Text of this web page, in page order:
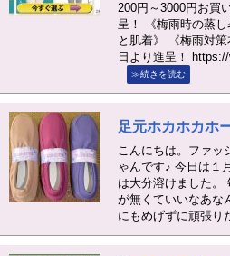
200円～3000円お買
呈！ 《梅雨時の蒸
と肌着》 《梅雨対
日より進呈！
≫続きを読む
足元ホカホカホ
こんにちは。ファ
ゃんです♪ 今日は１
は大分溶けました。
が無くていいなあな
にもめげずに頑張り